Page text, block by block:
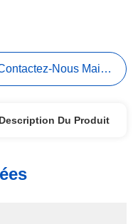
Nous Maintenant
Description Du Produit